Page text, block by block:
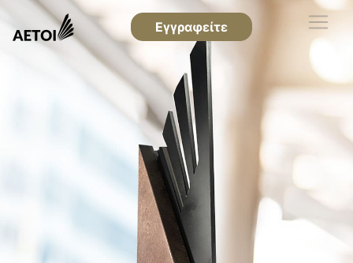
Εγγραφείτε